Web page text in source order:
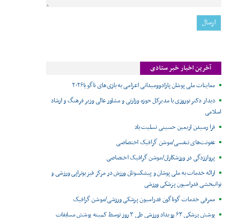
آخرین اخبار خبر ستادی
معاینات ملی پوشان پارادوومیدانی اعزامی به بازی‌های ناگویا۲۰۲۶
دیدار دکتر نوروزی با مدیرکل حوزه وزارتی و مشاور عالی وزیر فرهنگ و ارشاد
اسلامی
فرا رسیدن اربعین حسینی تسلیت باد
عفونت‌های تنفسی/موشن گرافیک اختصاصی
پرواززدگی در ورزشکاران/موشن گرافیک اختصاصی
ارائه خدمات به ملی پوشان و پیشکسوتان ورزش در مرکز فیزیوتراپی ورزشی و
توانبخشی فدراسیون پزشکی ورزشی
معرفی خدمات گوناگون فدراسیون پزشکی ورزشی/موشن گرافیک
پوشش پزشکی ۶۳ رویداد ورزشی طی ۳ روز توسط کمیته پوشش مسابقات